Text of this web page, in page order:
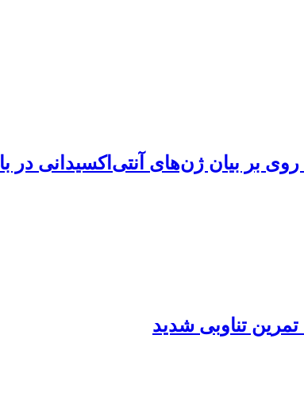
روی بر بیان ژن‌های آنتی‌اکسیدانی